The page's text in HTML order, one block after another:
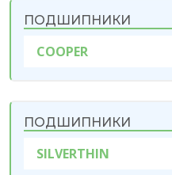
ПОДШИПНИКИ
COOPER
ПОДШИПНИКИ
SILVERTHIN